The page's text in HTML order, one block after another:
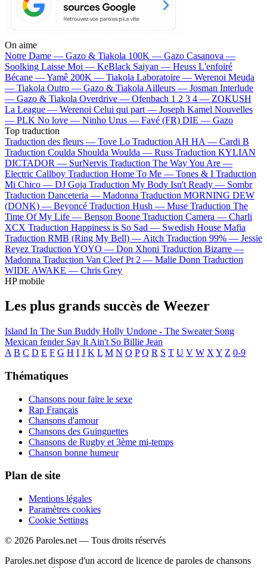
On aime
Notre Dame — Gazo & Tiakola 100K — Gazo Casanova —
Soolking Laisse Moi — KeBlack Saiyan — Heuss L'enfoiré
Bécane —Yamê 200K — Tiakola Laboratoire — Werenoi Meuda
— Tiakola Outro — Gazo & Tiakola Ailleurs — Josman Interlude
— Gazo & Tiakola Overdrive — Ofenbach 1 2 3 4 — ZOKUSH
La League — Werenoi Celui qui part — Joseph Kamel Nouvelles
— PLK No love — Ninho Urus — Favé (FR) DIE — Gazo
Top traduction
Traduction des fleurs — Tove Lo Traduction AH HA — Cardi B
Traduction Coulda Shoulda Woulda — Russ Traduction KYLIAN
DICTADOR — SurNervis Traduction The Way You Are —
Electric Callboy Traduction Home To Me — Tones & I Traduction
Mi Chico — DJ Goja Traduction My Body Isn't Ready — Sombr
Traduction Danceteria — Madonna Traduction MORNING DEW
(DONK) — Beyoncé Traduction Hush — Muse Traduction The
Time Of My Life — Benson Boone Traduction Camera — Charli
XCX Traduction Happiness is So Sad — Swedish House Mafia
Traduction RMB (Ring My Bell) — Aitch Traduction 99% — Jessie
Reyez Traduction YOYO — Don Xhoni Traduction Bizarre —
Madonna Traduction Van Cleef Pt 2 — Malie Donn Traduction
WIDE AWAKE — Chris Grey
HP mobile
Les plus grands succès de Weezer
Island In The Sun Buddy Holly Undone - The Sweater Song
Mexican fender Say It Ain't So Billie Jean
A B C D E F G H I J K L M N O P Q R S T U V W X Y Z 0-9
Thématiques
Chansons pour faire le sexe
Rap Français
Chansons d'amour
Chansons des Guinguettes
Chansons de Rugby et 3ème mi-temps
Chanson bonne humeur
Plan de site
Mentions légales
Paramètres cookies
Cookie Settings
© 2026 Paroles.net — Tous droits réservés
Paroles.net dispose d'un accord de licence de paroles de chansons